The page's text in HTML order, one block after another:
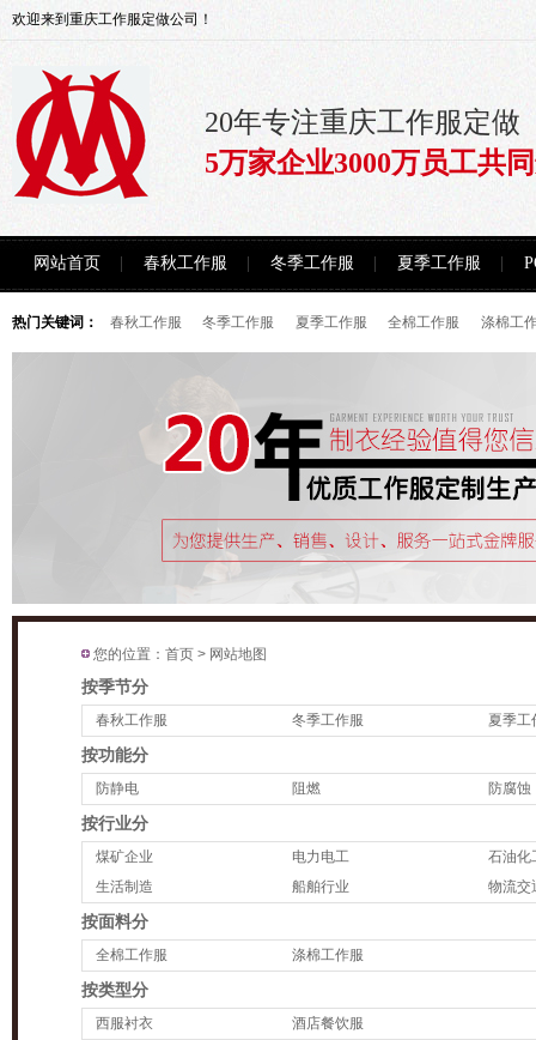
欢迎来到重庆工作服定做公司！
20年专注重庆工作服定做
5万家企业3000万员工共
网站首页 春秋工作服 冬季工作服 夏季工作服
热门关键词： 春秋工作服 冬季工作服 夏季工作服 全棉工作服 涤棉工
您的位置： 首页> 网站地图
按季节分
春秋工作服 冬季工作服 夏季工
按功能分
防静电 阻燃 防腐蚀
按行业分
煤矿企业 电力电工
石油化
生活制造
船舶行业 物流交
按面料分
全棉工作服 涤棉工作服
按类型分
西服衬衣 酒店餐饮服